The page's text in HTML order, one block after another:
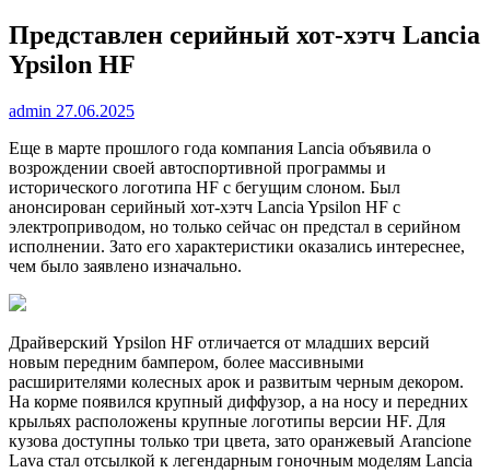
Представлен серийный хот-хэтч Lancia
Ypsilon HF
admin 27.06.2025
Еще в марте прошлого года компания Lancia объявила о
возрождении своей автоспортивной программы и
исторического логотипа HF с бегущим слоном. Был
анонсирован серийный хот-хэтч Lancia Ypsilon HF с
электроприводом, но только сейчас он предстал в серийном
исполнении. Зато его характеристики оказались интереснее,
чем было заявлено изначально.
Драйверский Ypsilon HF отличается от младших версий
новым передним бампером, более массивными
расширителями колесных арок и развитым черным декором.
На корме появился крупный диффузор, а на носу и передних
крыльях расположены крупные логотипы версии HF. Для
кузова доступны только три цвета, зато оранжевый Arancione
Lava стал отсылкой к легендарным гоночным моделям Lancia